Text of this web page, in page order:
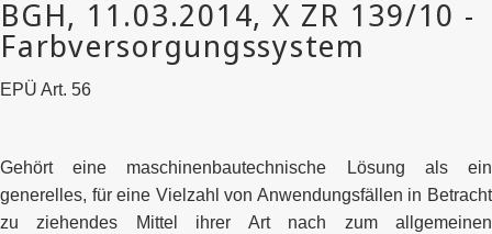
EPÜ Art. 56
Gehört eine maschinenbautechnische Lösung als ein
generelles, für eine Vielzahl von Anwendungsfällen in Betracht
zu ziehendes Mittel ihrer Art nach zum allgemeinen